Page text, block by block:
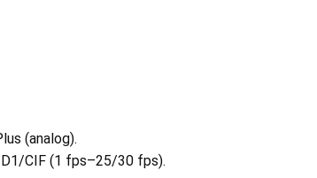
(analog).
CIF (1 fps–25/30 fps).